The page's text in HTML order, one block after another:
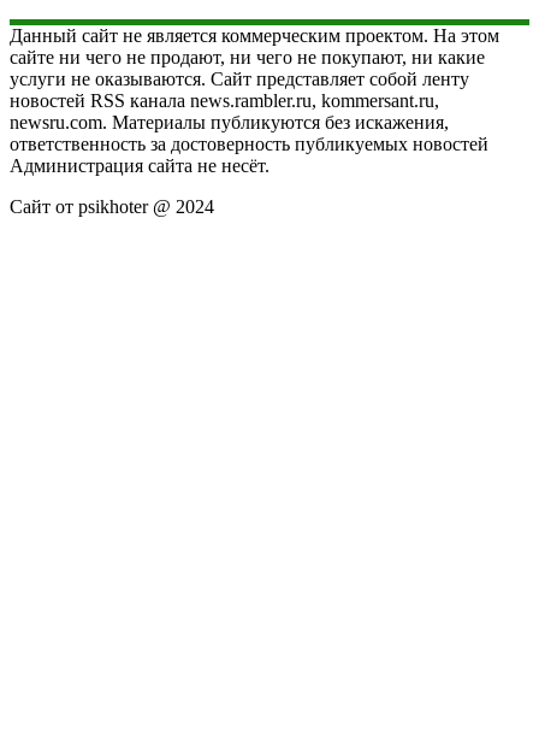
Данный сайт не является коммерческим проектом. На этом
сайте ни чего не продают, ни чего не покупают, ни какие
услуги не оказываются. Сайт представляет собой ленту
новостей RSS канала news.rambler.ru, kommersant.ru,
newsru.com. Материалы публикуются без искажения,
ответственность за достоверность публикуемых новостей
Администрация сайта не несёт.
Сайт от psikhoter @ 2024